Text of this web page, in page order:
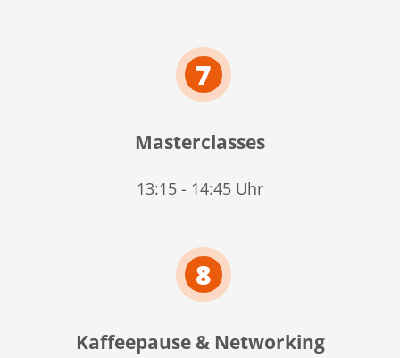
7
Masterclasses
13:15 - 14:45 Uhr
8
Kaffeepause & Networking